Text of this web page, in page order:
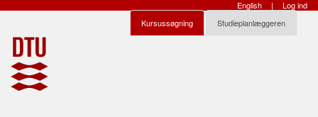
English |
Log ind
Kursussøgning
Studieplanlæggeren